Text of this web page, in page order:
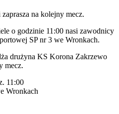
na kolejny mecz.
o godzinie 11:00 nasi zawodnicy
SP nr 3 we Wronkach.
drużyna KS Korona Zakrzewo
mecz.
11:00
Wronkach